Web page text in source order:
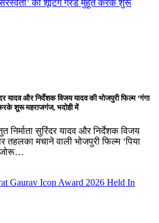
यादव और निर्देशक विजय यादव की भोजपुरी फिल्म ‘गंगा
शुरू महराजगंज, भदोही में
निर्माता सुरिंदर यादव और निर्देशक विजय
तहलका मचाने वाली भोजपुरी फिल्म ‘पिया